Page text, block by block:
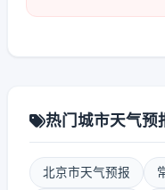
热门城市天气预
北京市天气预报